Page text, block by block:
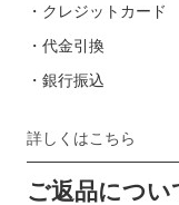
・クレジットカード
・代金引換
・銀行振込
詳しくはこちら
ご返品につい